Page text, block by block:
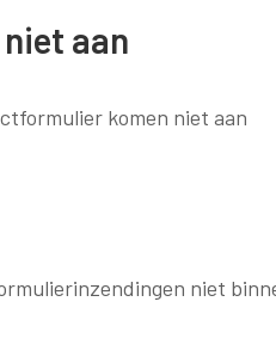
aan
komen niet aan
niet